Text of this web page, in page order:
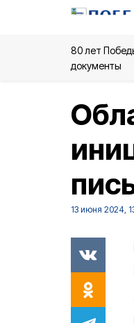
80 лет
документы
13 июня 2024,